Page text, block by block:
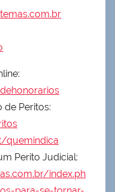
de Peritos:
quemindica
Perito Judicial:
index.ph